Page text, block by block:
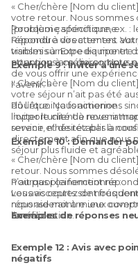
« Cher/chère [Nom du
votre retour. Nous sommes
[problème spécifique, ex. :
répondu à vos attentes.
transmis à notre équipe et
pour nous améliorer. Nous
de vous offrir une
l’avenir. »
Pourquoi ça fonctionne :
Répondre directement aux
visibles sur Expedia montre
attention à ce qui compte
Exemple 9 : Inviter à une
« Cher/chère [Nom du
votre séjour n’ait pas été
dû l’être. Nous aimerions
l’opportunité de nous
revenir, n’hésitez pas à
directement afin que nous
séjour plus fluide et
Pourquoi ça fonctionne :
Inviter le client à revenir
service et de rétablir la
Exemple 10 : Demander
« Cher/chère [Nom du
retour. Nous sommes
n’ait pas pleinement
vous acceptez de nous
nous aiderait à mieux
améliorer. »
Pourquoi ça fonctionne :
Les avis courts sont
réponse montre une
l’amélioration.
Exemples de réponses
Exemple 12 : Avis avec
négatifs